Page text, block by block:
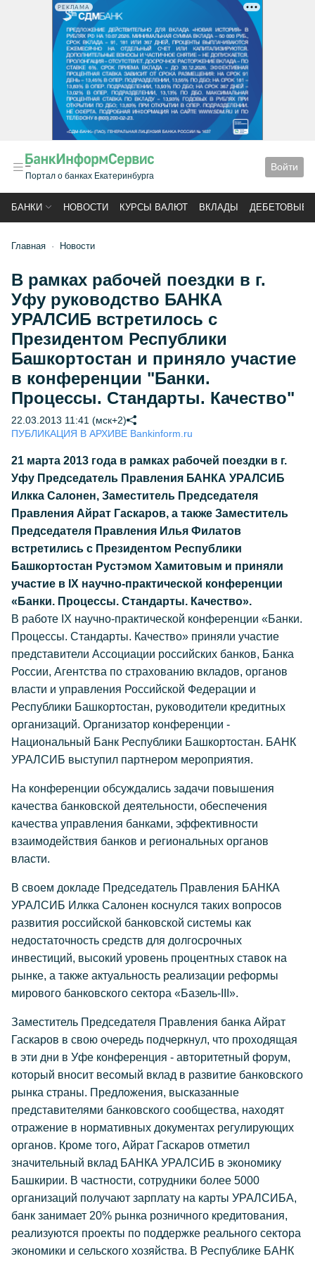
РЕКЛАМА
Портал о банках Екатеринбурга
Войти
БАНКИ НОВОСТИ КУРСЫ ВАЛЮТ ВКЛАДЫ ДЕБЕТОВЫЕ
Главная Новости
В рамках рабочей поездки в г.
Уфу руководство БАНКА
УРАЛСИБ встретилось с
Президентом Республики
Башкортостан и приняло участие
в конференции "Банки.
Процессы. Стандарты. Качество"
22.03.2013 11:41 (мск+2)
ПУБЛИКАЦИЯ В АРХИВЕ Bankinform.ru
21 марта 2013 года в рамках рабочей поездки в г.
Уфу Председатель Правления БАНКА УРАЛСИБ
Илкка Салонен, Заместитель Председателя
Правления Айрат Гаскаров, а также Заместитель
Председателя Правления Илья Филатов
встретились с Президентом Республики
Башкортостан Рустэмом Хамитовым и приняли
участие в IX научно-практической конференции
«Банки. Процессы. Стандарты. Качество».
В работе IX научно-практической конференции «Банки.
Процессы. Стандарты. Качество» приняли участие
представители Ассоциации российских банков, Банка
России, Агентства по страхованию вкладов, органов
власти и управления Российской Федерации и
Республики Башкортостан, руководители кредитных
организаций. Организатор конференции -
Национальный Банк Республики Башкортостан. БАНК
УРАЛСИБ выступил партнером мероприятия.
На конференции обсуждались задачи повышения
качества банковской деятельности, обеспечения
качества управления банками, эффективности
взаимодействия банков и региональных органов
власти.
В своем докладе Председатель Правления БАНКА
УРАЛСИБ Илкка Салонен коснулся таких вопросов
развития российской банковской системы как
недостаточность средств для долгосрочных
инвестиций, высокий уровень процентных ставок на
рынке, а также актуальность реализации реформы
мирового банковского сектора «Базель-III».
Заместитель Председателя Правления банка Айрат
Гаскаров в свою очередь подчеркнул, что проходящая
в эти дни в Уфе конференция - авторитетный форум,
который вносит весомый вклад в развитие банковского
рынка страны. Предложения, высказанные
представителями банковского сообщества, находят
отражение в нормативных документах регулирующих
органов. Кроме того, Айрат Гаскаров отметил
значительный вклад БАНКА УРАЛСИБ в экономику
Башкирии. В частности, сотрудники более 5000
организаций получают зарплату на карты УРАЛСИБА,
банк занимает 20% рынка розничного кредитования,
реализуются проекты по поддержке реального сектора
экономики и сельского хозяйства. В Республике БАНК